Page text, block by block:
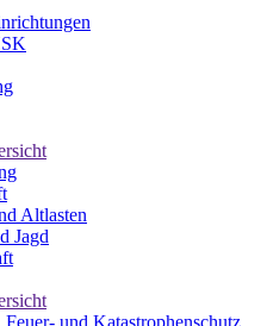
Altlasten
Jagd
Feuer- und Katastrophenschutz